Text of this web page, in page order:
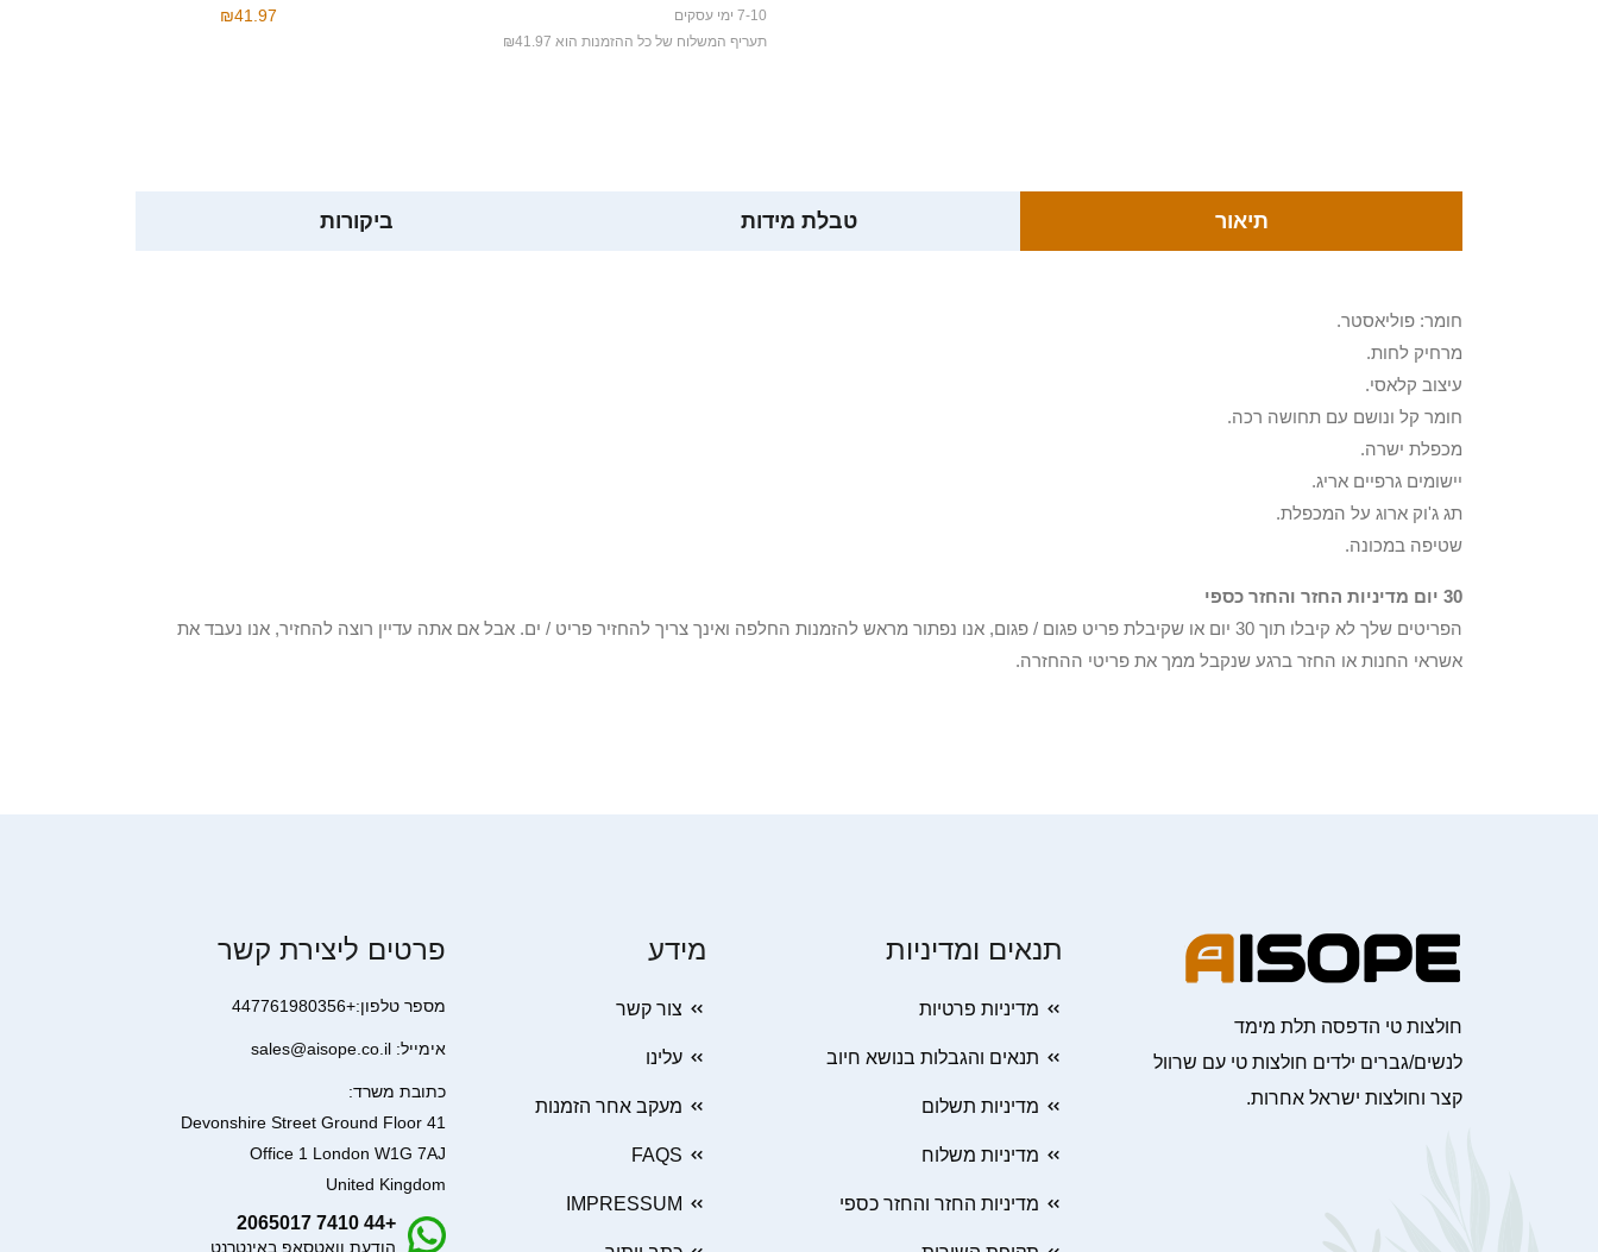
7-10 ימי עסקים
תעריף המשלוח של כל ההזמנות הוא ₪41.97
₪41.97
תיאור טבלת מידות ביקורות
חומר: פוליאסטר.
מרחיק לחות.
עיצוב קלאסי.
חומר קל ונושם עם תחושה רכה.
מכפלת ישרה.
יישומים גרפיים אריג.
תג ג'וק ארוג על המכפלת.
שטיפה במכונה.
30 יום מדיניות החזר והחזר כספי
הפריטים שלך לא קיבלו תוך 30 יום או שקיבלת פריט פגום / פגום, אנו נפתור מראש להזמנות החלפה ואינך צריך להחזיר פריט / ים. אבל אם אתה עדיין רוצה להחזיר, אנו נעבד את
אשראי החנות או החזר ברגע שנקבל ממך את פריטי ההחזרה.
חולצות טי הדפסה תלת מימד
לנשים/גברים ילדים חולצות טי עם שרוול
קצר וחולצות ישראל אחרות.
תנאים ומדיניות
מדיניות פרטיות
תנאים והגבלות בנושא חיוב
מדיניות תשלום
מדיניות משלוח
מדיניות החזר והחזר כספי
מידע
צור קשר
עלינו
מעקב אחר הזמנות
FAQS
IMPRESSUM
פרטים ליצירת קשר
מספר טלפון:+447761980356
אימייל: sales@aisope.co.il
כתובת משרד:
41 Devonshire Street Ground Floor
Office 1 London W1G 7AJ
United Kingdom
+44 7410 2065017
הודעת וואטסאפ באינטרנט